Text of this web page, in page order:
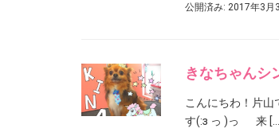
公開済み: 2017年3月
きなちゃんシ
こんにちわ！片
す(:з っ )っ 来